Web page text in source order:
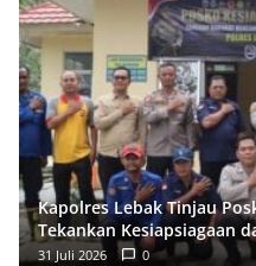
Kapolres Lebak Tinjau
Tekankan Kesiapsiagaan
Hutan
31 Juli 2026 0